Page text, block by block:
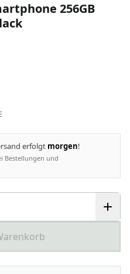
256GB
erfolgt morgen!
Bestellungen und